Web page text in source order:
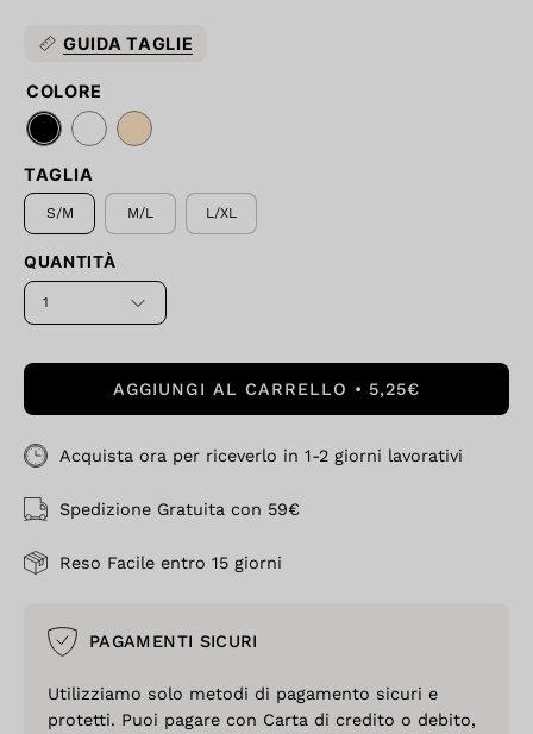
GUIDA TAGLIE
COLORE
TAGLIA
S/M M/L L/XL
QUANTITÀ
1
AGGIUNGI AL CARRELLO 5,25€
Acquista ora per riceverlo in 1-2 giorni lavorativi
Spedizione Gratuita con 59€
Reso Facile entro 15 giorni
PAGAMENTI SICURI
Utilizziamo solo metodi di pagamento sicuri e
protetti. Puoi pagare con Carta di credito o debito,